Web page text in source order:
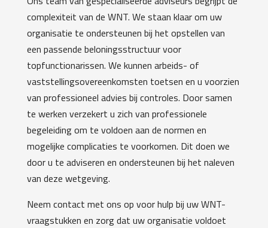
complexiteit van de WNT. We staan klaar om uw
organisatie te ondersteunen bij het opstellen van
een passende beloningsstructuur voor
topfunctionarissen. We kunnen arbeids- of
vaststellingsovereenkomsten toetsen en u voorzien
van professioneel advies bij controles. Door samen
te werken verzekert u zich van professionele
begeleiding om te voldoen aan de normen en
mogelijke complicaties te voorkomen. Dit doen we
door u te adviseren en ondersteunen bij het naleven
van deze wetgeving.
Neem contact met ons op voor hulp bij uw WNT-
vraagstukken en zorg dat uw organisatie voldoet